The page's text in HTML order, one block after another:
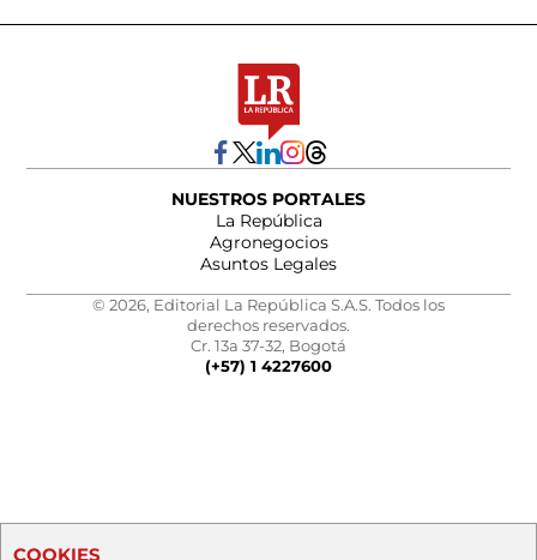
NUESTROS PORTALES
La República
Agronegocios
Asuntos Legales
© 2026, Editorial La República S.A.S. Todos los
derechos reservados.
Cr. 13a 37-32, Bogotá
(+57) 1 4227600
COOKIES